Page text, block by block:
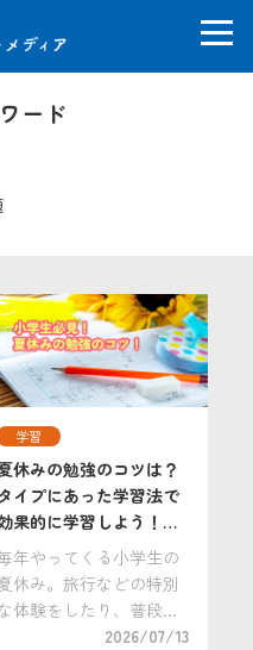
ード
学習
休みの勉強のコツは？
タイプにあった学習法で
果的に学習しよう！小
生向けおすすめ教材
。
年やってくる小学生の
休み。旅行などの特別
体験をしたり、普段は
できない過ごし方をした
2026/07/13